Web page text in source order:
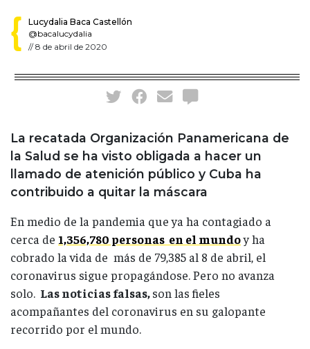
Lucydalia Baca Castellón
@bacalucydalia
//8 de abril de 2020
La recatada Organización Panamericana de
la Salud se ha visto obligada a hacer un
llamado de atenición público y Cuba ha
contribuido a quitar la máscara
En medio de la pandemia que ya ha contagiado a
cerca de 1,356,780 personas en el mundoy ha
cobrado la vida de más de 79,385 al 8 de abril, el
coronavirus sigue propagándose. Pero no avanza
solo. Las noticias falsas,son las fieles
acompañantes del coronavirus en su galopante
recorrido por el mundo.